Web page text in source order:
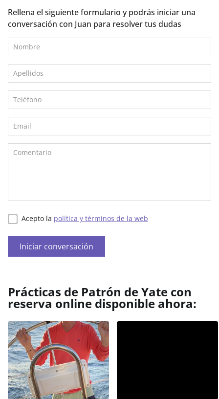
Rellena el siguiente formulario y podrás iniciar una
conversación con Juan para resolver tus dudas
Acepto la política y términos de la web
Iniciar conversación
Prácticas de Patrón de Yate con
reserva online disponible ahora: